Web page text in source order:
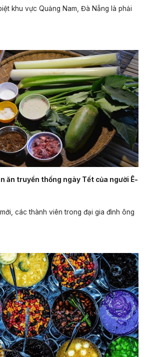
khu vực Quảng Nam, Đà Nẵng là phải
ăn truyền thống ngày Tết của người Ê-
các thành viên trong đại gia đình ông